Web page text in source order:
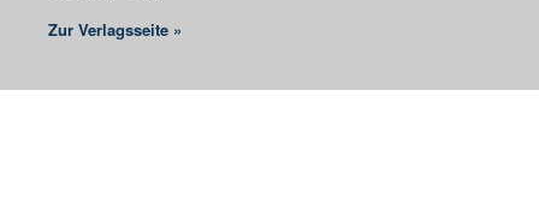
Zur Verlagsseite »